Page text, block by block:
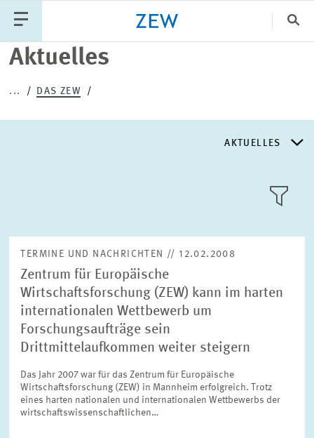
Aktuelles
... DAS ZEW
AKTUELLES
AKTUELLES
ÜBER DAS ZEW
Text
Jahr
Bitte wählen Sie ein Jahr
TERMINE UND NACHRICHTEN // 12.02.2008
Zentrum für Europäische
Wirtschaftsforschung (ZEW) kann im harten
internationalen Wettbewerb um
Forschungsaufträge sein
Drittmittelaufkommen weiter steigern
Das Jahr 2007 war für das Zentrum für Europäische
Wirtschaftsforschung (ZEW) in Mannheim erfolgreich. Trotz
eines harten nationalen und internationalen Wettbewerbs der
wirtschaftswissenschaftlichen…